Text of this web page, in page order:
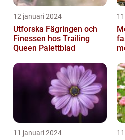
12 januari 2024
Utforska Fägringen och
Finessen hos Trailing
Queen Palettblad
11 januari 2024